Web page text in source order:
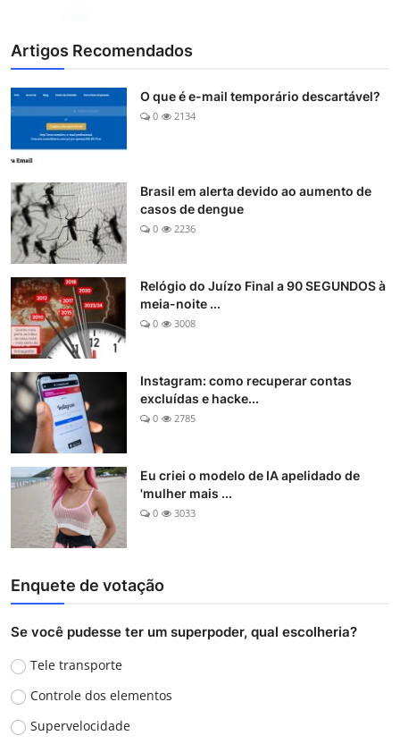
Artigos Recomendados
O que é e-mail temporário descartável?
0 2134
Brasil em alerta devido ao aumento de
casos de dengue
0 2236
Relógio do Juízo Final a 90 SEGUNDOS à
meia-noite ...
0 3008
Instagram: como recuperar contas
excluídas e hacke...
0 2785
Eu criei o modelo de IA apelidado de
'mulher mais ...
0 3033
Enquete de votação
Se você pudesse ter um superpoder, qual escolheria?
Tele transporte
Controle dos elementos
Supervelocidade